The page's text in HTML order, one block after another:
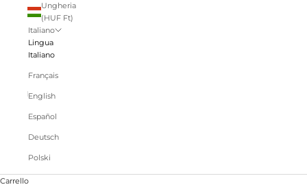
Ungheria
(HUF Ft)
Italiano
Lingua
Italiano
Français
English
Español
Deutsch
Polski
Carrello